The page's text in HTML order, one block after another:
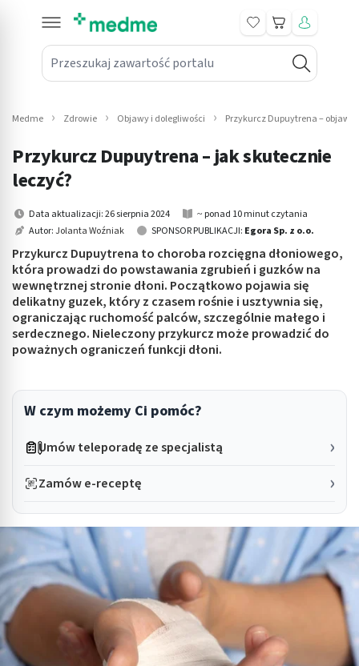
Przeszukaj zawartość portalu
Koszyk
submenu: Leki na receptę
submenu: Mama i dziecko
submenu: Kosmetyki
submenu: Higiena
submenu: Sprzęt medyczny
submenu: Intymne
submenu: Wellness
Medme Zdrowie Objawy i dolegliwości Przykurcz Dupuytrena – objawy
Przykurcz Dupuytrena – jak skutecznie
leczyć?
Data aktualizacji: 26 sierpnia 2024
~ ponad 10 minut czytania
Autor:Jolanta Woźniak SPONSOR PUBLIKACJI: Egora Sp. z o.o.
Przykurcz Dupuytrena to choroba rozcięgna dłoniowego,
która prowadzi do powstawania zgrubień i guzków na
wewnętrznej stronie dłoni. Początkowo pojawia się
delikatny guzek, który z czasem rośnie i usztywnia się,
ograniczając ruchomość palców, szczególnie małego i
serdecznego. Nieleczony przykurcz może prowadzić do
poważnych ograniczeń funkcji dłoni.
W czym możemy Ci pomóc?
Umów teleporadę ze specjalistą
Zamów e-receptę